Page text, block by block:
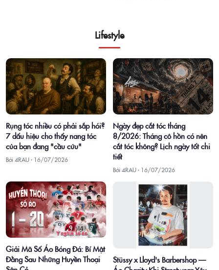
Lifestyle
Rụng tóc nhiều có phải sắp hói?
7 dấu hiệu cho thấy nang tóc
của bạn đang "cầu cứu"
Bởi 4RAU · 16/07/2026
Ngày đẹp cắt tóc tháng
8/2026: Tháng cô hồn có nên
cắt tóc không? Lịch ngày tốt chi
tiết
Bởi 4RAU · 16/07/2026
Giải Mã Số Áo Bóng Đá: Bí Mật
Đằng Sau Những Huyền Thoại
Stüssy x Lloyd's Barbershop —